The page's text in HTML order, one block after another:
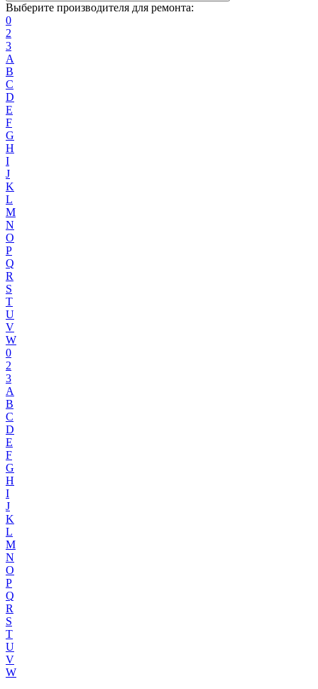
Выберите производителя для ремонта:
0
2
3
A
B
C
D
E
F
G
H
I
J
K
L
M
N
O
P
Q
R
S
T
U
V
W
0
2
3
A
B
C
D
E
F
G
H
I
J
K
L
M
N
O
P
Q
R
S
T
U
V
W